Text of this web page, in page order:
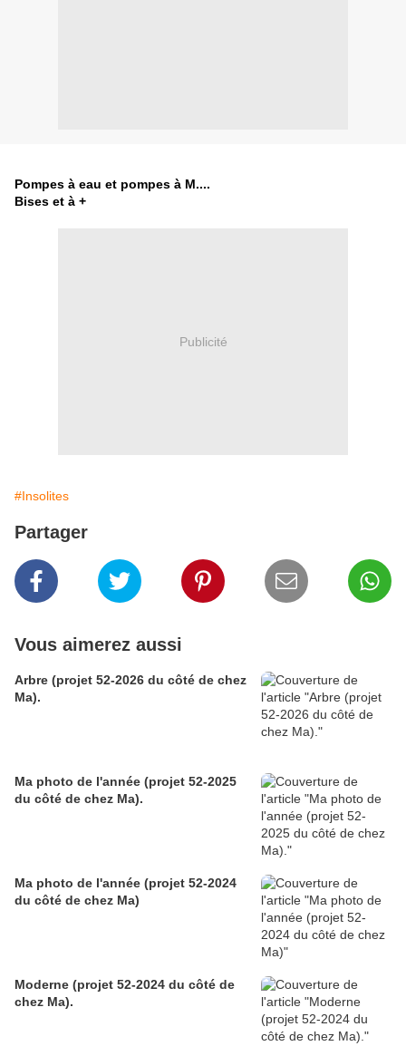
Pompes à eau et pompes à M....
Bises et à +
Publicité
#Insolites
Partager
Vous aimerez aussi
Arbre (projet 52-2026 du côté de chez
Ma).
Ma photo de l'année (projet 52-2025
du côté de chez Ma).
Ma photo de l'année (projet 52-2024
du côté de chez Ma)
Moderne (projet 52-2024 du côté de
chez Ma).